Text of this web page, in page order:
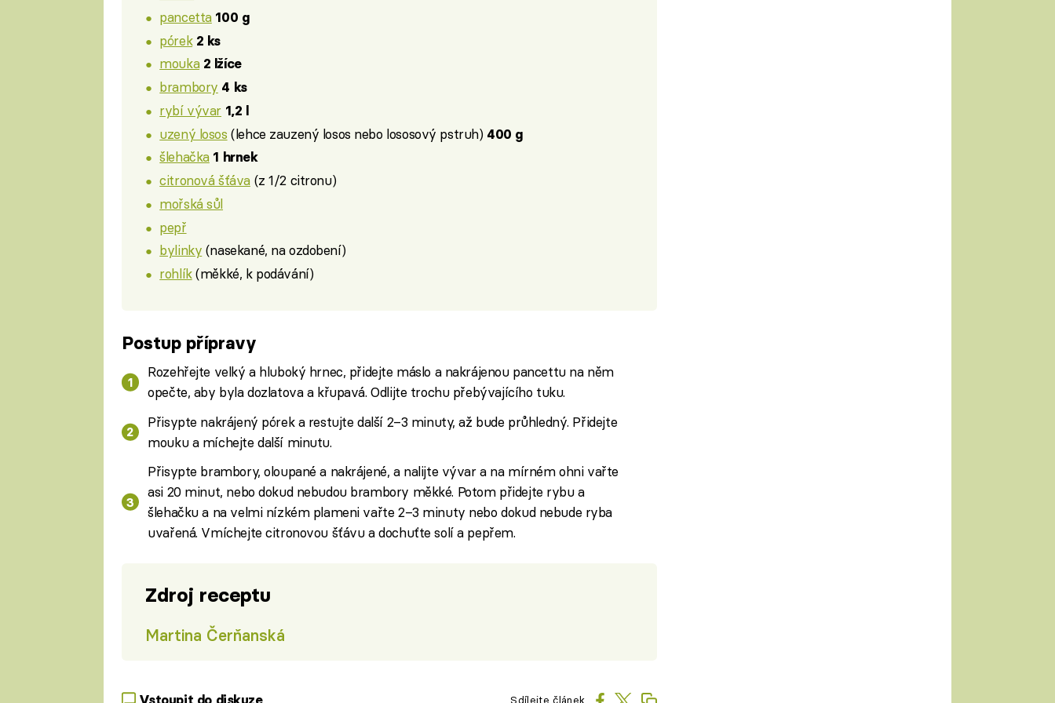
pancetta 100 g
pórek 2 ks
mouka 2 lžíce
brambory 4 ks
rybí vývar 1,2 l
uzený losos (lehce zauzený losos nebo lososový pstruh) 400 g
šlehačka 1 hrnek
citronová šťáva(z 1/2 citronu)
mořská sůl
pepř
bylinky (nasekané, na ozdobení)
rohlík(měkké, k podávání)
Postup přípravy
Rozehřejte velký a hluboký hrnec, přidejte máslo a nakrájenou pancettu na něm
opečte, aby byla dozlatova a křupavá. Odlijte trochu přebývajícího tuku.
Přisypte nakrájený pórek a restujte další 2–3 minuty, až bude průhledný. Přidejte
mouku a míchejte další minutu.
Přisypte brambory, oloupané a nakrájené, a nalijte vývar a na mírném ohni vařte
asi 20 minut, nebo dokud nebudou brambory měkké. Potom přidejte rybu a
šlehačku a na velmi nízkém plameni vařte 2–3 minuty nebo dokud nebude ryba
uvařená. Vmíchejte citronovou šťávu a dochuťte solí a pepřem.
Zdroj receptu
Martina Čerňanská
Vstoupit do diskuze Sdílejte článek